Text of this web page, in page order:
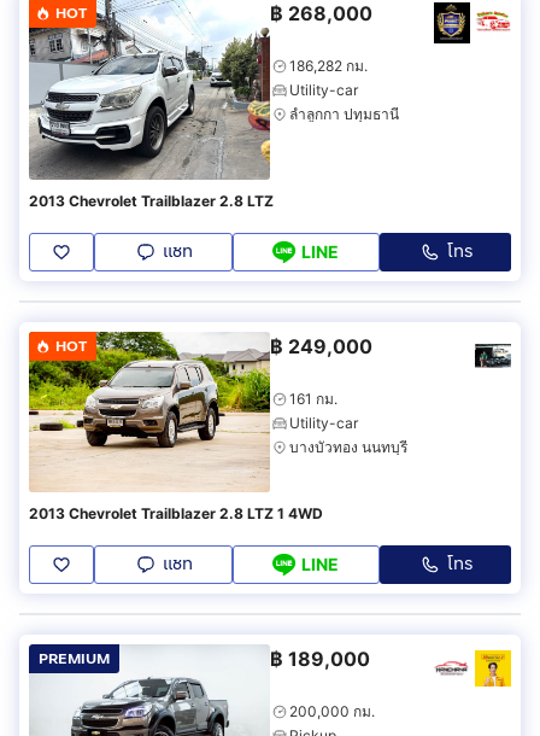
HOT ฿ 268,000
186,282 กม.
Utility-car
ลำลูกกา ปทุมธานี
2013 Chevrolet Trailblazer 2.8 LTZ
แชท LINE โทร
HOT ฿ 249,000
161 กม.
Utility-car
บางบัวทอง นนทบุรี
2013 Chevrolet Trailblazer 2.8 LTZ 1 4WD
แชท LINE โทร
PREMIUM ฿ 189,000
200,000 กม.